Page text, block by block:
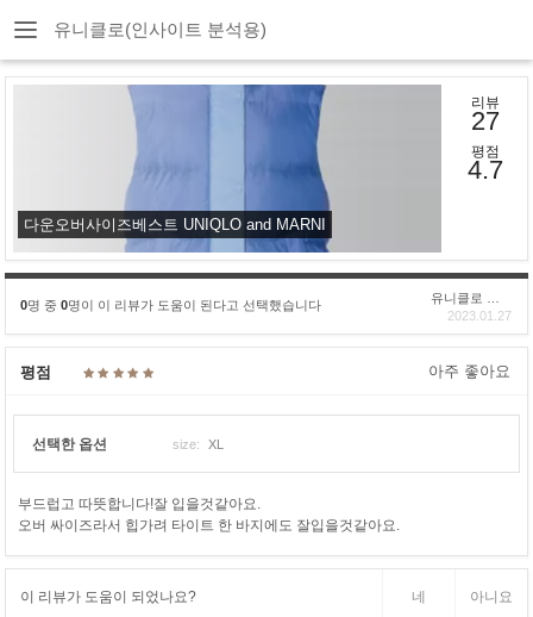
유니클로(인사이트 분석용)
다운오버사이즈베스트 UNIQLO and MARNI
리뷰
27
평점
4.7
0명 중 0명이 이 리뷰가 도움이 된다고 선택했습니다
2023.01.27
평점 아주 좋아요
선택한 옵션 size: XL
부드럽고 따뜻합니다!잘 입을것같아요.
오버 싸이즈라서 힙가려 타이트 한 바지에도 잘입을것같아요.
이 리뷰가 도움이 되었나요? 네 아니요